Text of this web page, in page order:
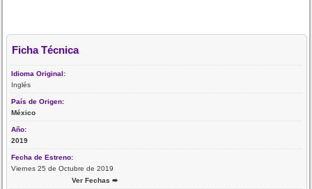
Ficha Técnica
Idioma Original:
Inglés
País de Origen:
México
Año:
2019
Fecha de Estreno:
Viernes 25 de Octubre de 2019
Ver Fechas ➨